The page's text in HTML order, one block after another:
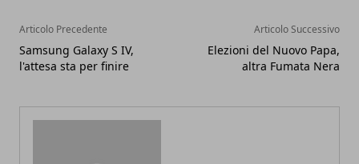
Articolo Precedente
Samsung Galaxy S IV,
l'attesa sta per finire
Articolo Successivo
Elezioni del Nuovo Papa,
altra Fumata Nera